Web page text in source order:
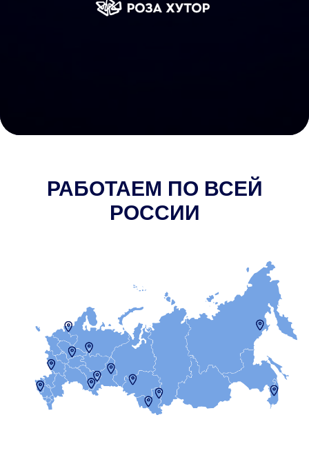
РАБОТАЕМ ПО ВСЕЙ
РОССИИ